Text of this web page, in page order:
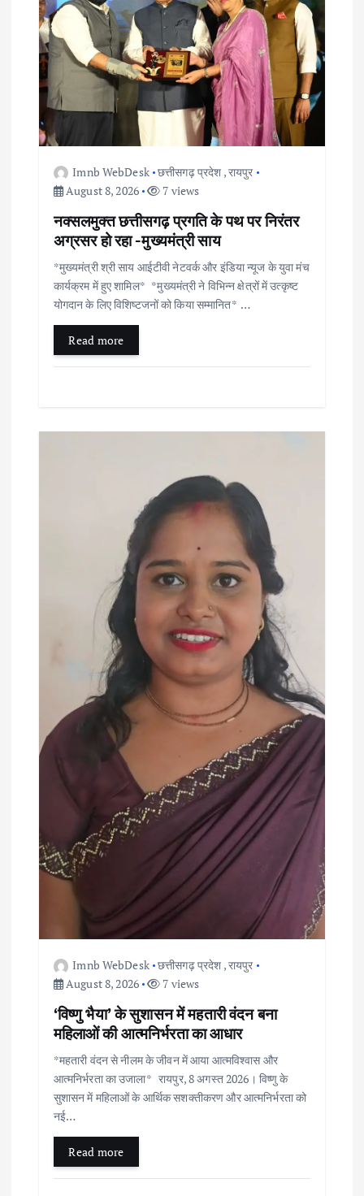
g
a
t
Imnb WebDesk छत्तीसगढ़ प्रदेश ,रायपुर
August 8, 2026
7 views
नक्सलमुक्त छत्तीसगढ़ प्रगति के पथ पर निरंतर
अग्रसर हो रहा -मुख्यमंत्री साय
*मुख्यमंत्री श्री साय आईटीवी नेटवर्क और इंडिया न्यूज के युवा मंच
कार्यक्रम में हुए शामिल* *मुख्यमंत्री ने विभिन्न क्षेत्रों में उत्कृष्ट
योगदान के लिए विशिष्टजनों को किया सम्मानित* …
Read more
Imnb WebDesk छत्तीसगढ़ प्रदेश ,रायपुर
August 8, 2026
7 views
‘विष्णु भैया’ के सुशासन में महतारी वंदन बना
महिलाओं की आत्मनिर्भरता का आधार
*महतारी वंदन से नीलम के जीवन में आया आत्मविश्वास और
आत्मनिर्भरता का उजाला* रायपुर, 8 अगस्त 2026। विष्णु के
सुशासन में महिलाओं के आर्थिक सशक्तीकरण और आत्मनिर्भरता को
नई…
Read more